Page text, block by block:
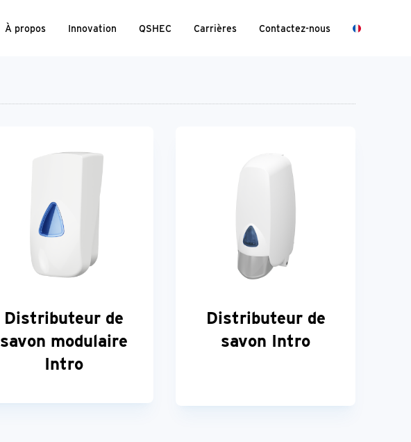
À propos Innovation QSHEC Carrières Contactez-nous
Distributeur de
savon modulaire
Intro
Distributeur de
savon Intro